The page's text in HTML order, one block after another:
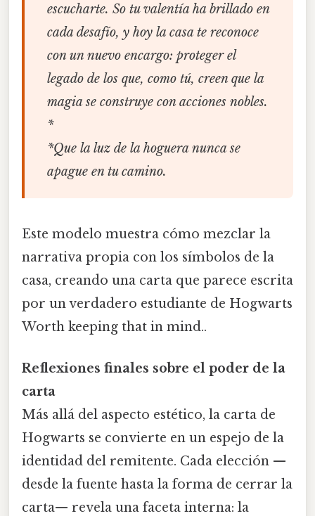
escucharte. So tu valentía ha brillado en
cada desafío, y hoy la casa te reconoce
con un nuevo encargo: proteger el
legado de los que, como tú, creen que la
magia se construye con acciones nobles.
*
*Que la luz de la hoguera nunca se
apague en tu camino.
Este modelo muestra cómo mezclar la
narrativa propia con los símbolos de la
casa, creando una carta que parece escrita
por un verdadero estudiante de Hogwarts
Worth keeping that in mind..
Reflexiones finales sobre el poder de la
carta
Más allá del aspecto estético, la carta de
Hogwarts se convierte en un espejo de la
identidad del remitente. Cada elección —
desde la fuente hasta la forma de cerrar la
carta— revela una faceta interna: la